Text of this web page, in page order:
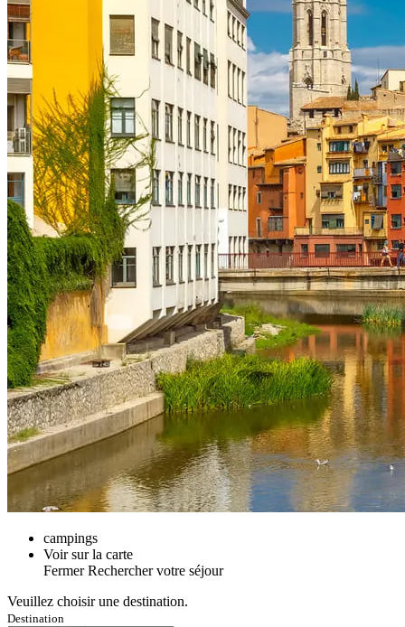
campings
Voir sur la carte
Fermer Rechercher votre séjour
Veuillez choisir une destination.
Destination